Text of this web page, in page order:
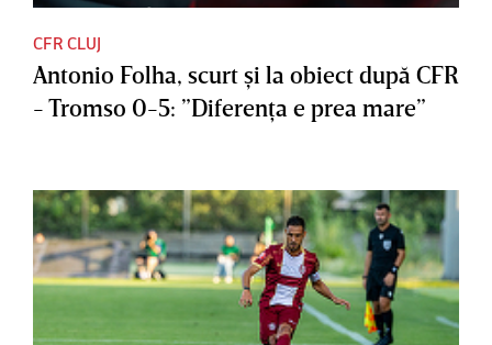
CFR CLUJ
Antonio Folha, scurt şi la obiect după CFR
- Tromso 0-5: ”Diferenţa e prea mare”